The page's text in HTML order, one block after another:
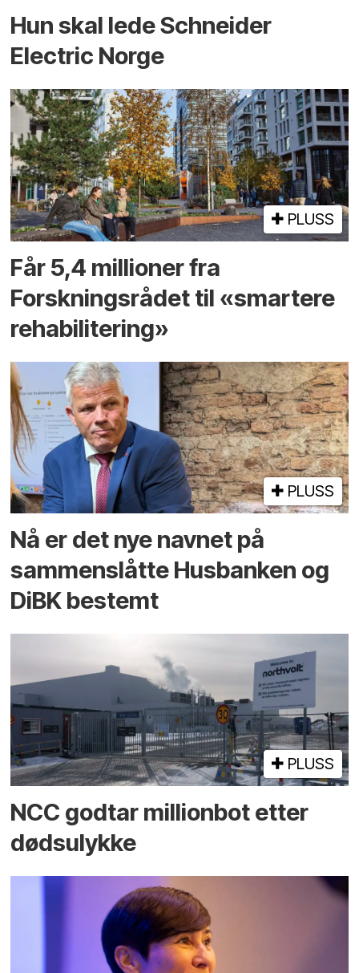
Hun skal lede Schneider
Electric Norge
PLUSS
Får 5,4 millioner fra
Forskningsrådet til «smartere
rehabilitering»
PLUSS
Nå er det nye navnet på
sammenslåtte Husbanken og
DiBK bestemt
PLUSS
NCC godtar millionbot etter
dødsulykke